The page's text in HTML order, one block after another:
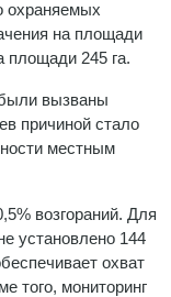
охраняемых
на площади
площади 245 га.
вызваны
причиной стало
местным
возгораний. Для
установлено 144
охват
того, мониторинг